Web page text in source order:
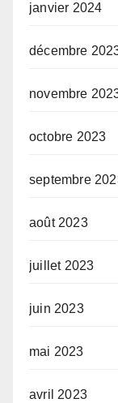
janvier 2024
décembre
novembre
octobre 2023
septembre
août 2023
juillet 2023
juin 2023
mai 2023
avril 2023